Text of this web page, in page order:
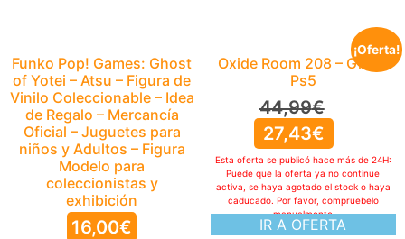
Funko Pop! Games: Ghost
of Yotei – Atsu – Figura de
Vinilo Coleccionable – Idea
de Regalo – Mercancía
Oficial – Juguetes para
niños y Adultos – Figura
Modelo para
coleccionistas y
exhibición
16,00€
¡Oferta!
Oxide Room 208 – Gioco
Ps5
44,99€
27,43€
IR A OFERTA
Esta oferta se publicó hace más de 24H:
Puede que la oferta ya no continue
activa, se haya agotado el stock o haya
caducado. Por favor, compruebelo
manualmente